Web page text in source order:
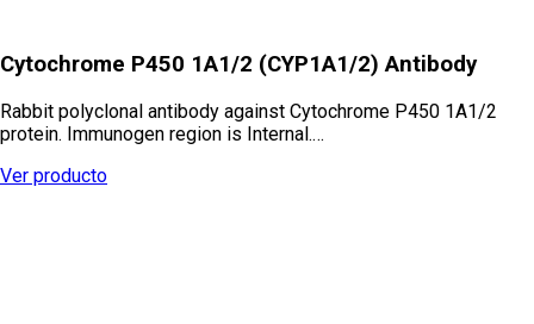
Cytochrome P450 1A1/2 (CYP1A1/2) Antibody
Rabbit polyclonal antibody against Cytochrome P450 1A1/2
protein. Immunogen region is Internal.…
Ver producto